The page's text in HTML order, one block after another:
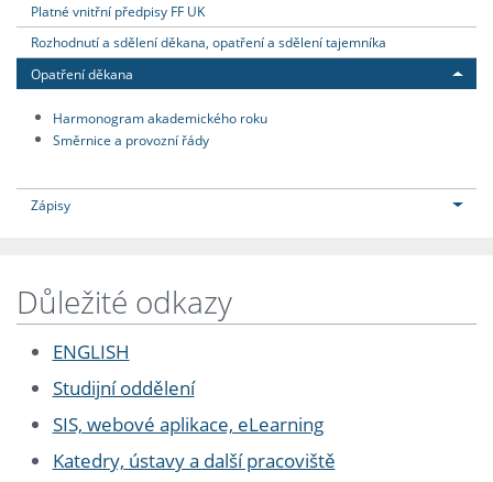
Platné vnitřní předpisy FF UK
Rozhodnutí a sdělení děkana, opatření a sdělení tajemníka
Opatření děkana
Harmonogram akademického roku
Směrnice a provozní řády
Zápisy
Důležité odkazy
ENGLISH
Studijní oddělení
SIS, webové aplikace, eLearning
Katedry, ústavy a další pracoviště